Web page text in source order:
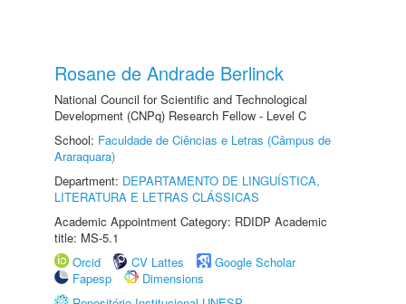
Rosane de Andrade Berlinck
National Council for Scientific and Technological
Development (CNPq) Research Fellow - Level C
School: Faculdade de Ciências e Letras (Câmpus de
Araraquara)
Department: DEPARTAMENTO DE LINGUÍSTICA,
LITERATURA E LETRAS CLÁSSICAS
Academic Appointment Category: RDIDP Academic
title: MS-5.1
Orcid
CV Lattes
Google Scholar
Fapesp
Dimensions